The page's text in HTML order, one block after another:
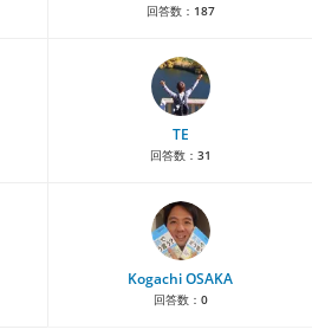
回答数： 187
TE
回答数： 31
Kogachi OSAKA
回答数： 0